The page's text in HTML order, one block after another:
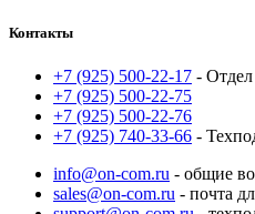
Контакты
+7 (925) 500-22-17 -
+7 (925) 500-22-75
+7 (925) 500-22-76
+7 (925) 740-33-66 -
info@on-com.ru - общие
sales@on-com.ru - почта